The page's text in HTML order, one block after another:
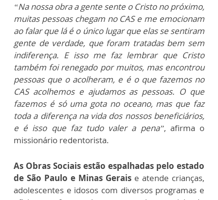
“Na nossa obra a gente sente o Cristo no próximo,
muitas pessoas chegam no CAS e me emocionam
ao falar que lá é o único lugar que elas se sentiram
gente de verdade, que foram tratadas bem sem
indiferença. E isso me faz lembrar que Cristo
também foi renegado por muitos, mas encontrou
pessoas que o acolheram, e é o que fazemos no
CAS acolhemos e ajudamos as pessoas. O que
fazemos é só uma gota no oceano, mas que faz
toda a diferença na vida dos nossos beneficiários,
e é isso que faz tudo valer a pena”, afirma o
missionário redentorista.
As Obras Sociais estão espalhadas pelo estado
de São Paulo e Minas Gerais e atende crianças,
adolescentes e idosos com diversos programas e